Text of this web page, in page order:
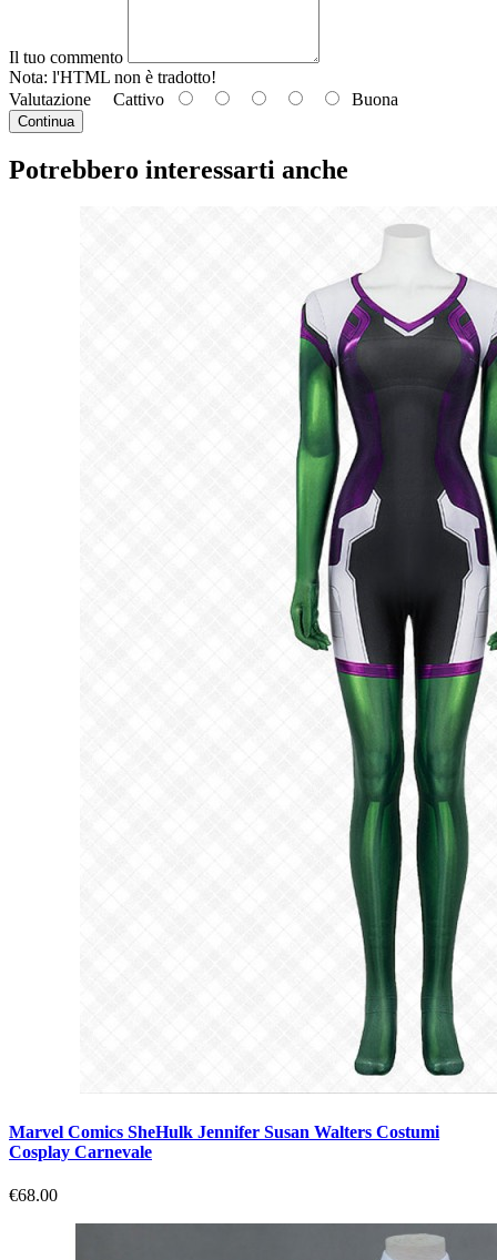
Il tuo commento
Nota: l'HTML non è tradotto!
Valutazione Cattivo Buona
Continua
Potrebbero interessarti anche
Marvel Comics SheHulk Jennifer Susan Walters Costumi
Cosplay Carnevale
€68.00